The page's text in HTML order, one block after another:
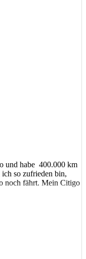
und habe 400.000 km
so zufrieden bin,
noch fährt. Mein Citigo